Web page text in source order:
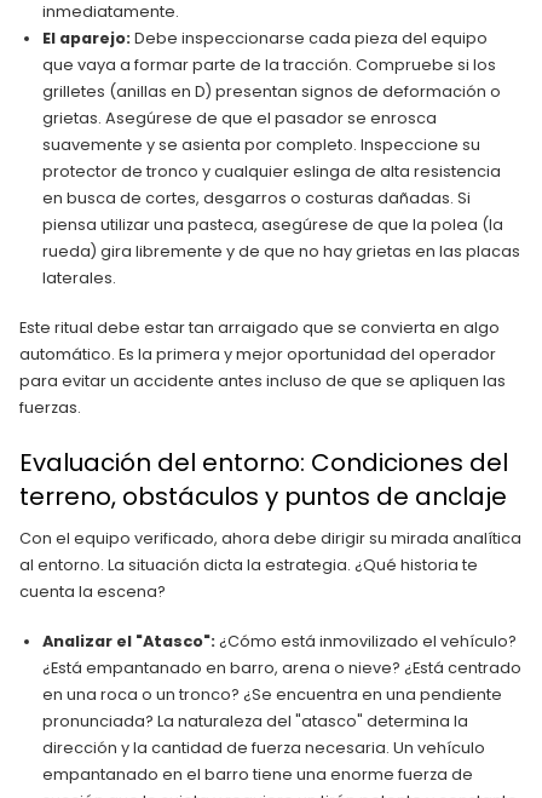
inmediatamente.
El aparejo: Debe inspeccionarse cada pieza del equipo
que vaya a formar parte de la tracción. Compruebe si los
grilletes (anillas en D) presentan signos de deformación o
grietas. Asegúrese de que el pasador se enrosca
suavemente y se asienta por completo. Inspeccione su
protector de tronco y cualquier eslinga de alta resistencia
en busca de cortes, desgarros o costuras dañadas. Si
piensa utilizar una pasteca, asegúrese de que la polea (la
rueda) gira libremente y de que no hay grietas en las placas
laterales.
Este ritual debe estar tan arraigado que se convierta en algo
automático. Es la primera y mejor oportunidad del operador
para evitar un accidente antes incluso de que se apliquen las
fuerzas.
Evaluación del entorno: Condiciones del
terreno, obstáculos y puntos de anclaje
Con el equipo verificado, ahora debe dirigir su mirada analítica
al entorno. La situación dicta la estrategia. ¿Qué historia te
cuenta la escena?
Analizar el "Atasco": ¿Cómo está inmovilizado el vehículo?
¿Está empantanado en barro, arena o nieve? ¿Está centrado
en una roca o un tronco? ¿Se encuentra en una pendiente
pronunciada? La naturaleza del "atasco" determina la
dirección y la cantidad de fuerza necesaria. Un vehículo
empantanado en el barro tiene una enorme fuerza de